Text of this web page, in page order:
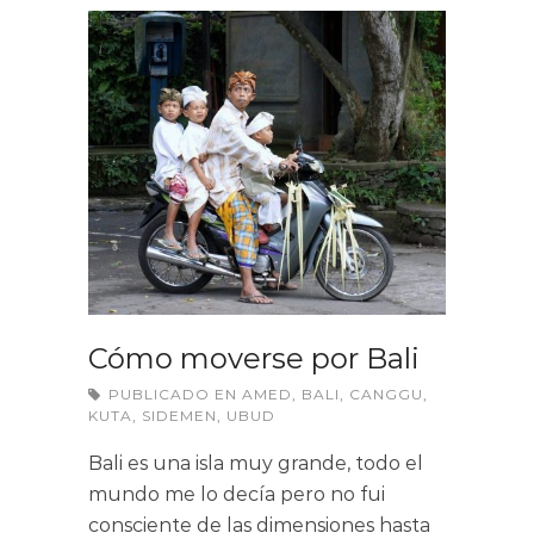
Cómo moverse por Bali
PUBLICADO EN AMED , BALI , CANGGU ,
KUTA, SIDEMEN , UBUD
Bali es una isla muy grande, todo el
mundo me lo decía pero no fui
consciente de las dimensiones hasta